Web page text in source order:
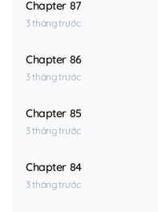
Chapter 87
3 tháng trước
Chapter 86
3 tháng trước
Chapter 85
3 tháng trước
Chapter 84
3 tháng trước